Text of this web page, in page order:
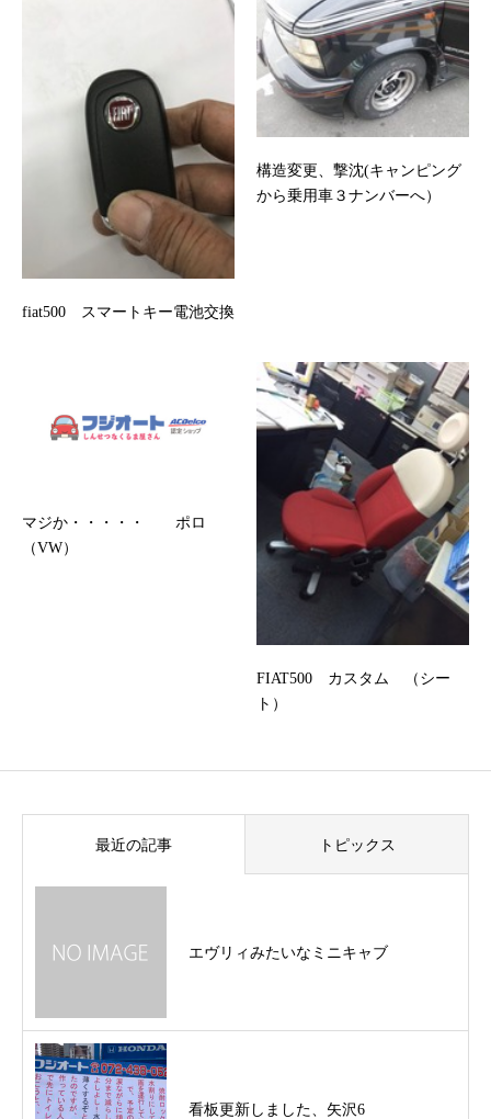
fiat500 スマートキー電池交換
構造変更、撃沈(キャンピング
から乗用車３ナンバーへ）
マジか・・・・・ ポロ
（VW）
FIAT500 カスタム （シー
ト）
最近の記事 トピックス
エヴリィみたいなミニキャブ
看板更新しました、矢沢6